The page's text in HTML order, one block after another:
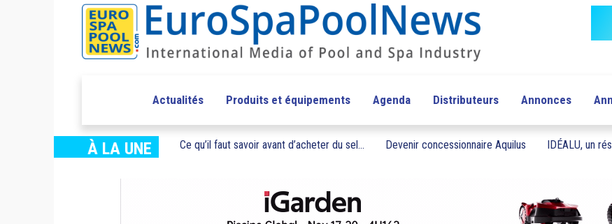
Actualités Produits et équipements Agenda Distributeurs Annonces
À LA UNE Ce qu’il faut savoir avant d’acheter du sel... Devenir concessionnaire Aquilus IDÉALU, un